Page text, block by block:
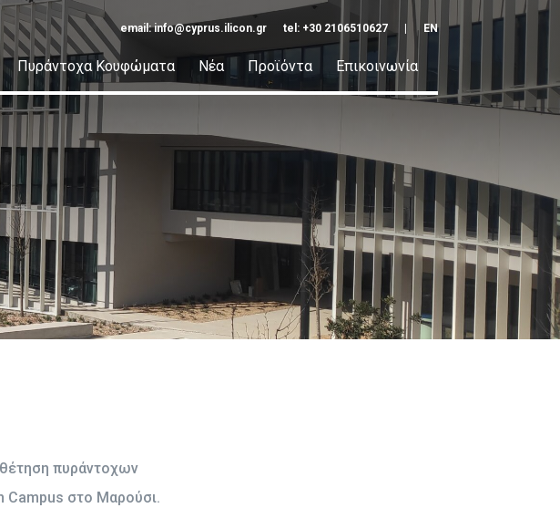
email:info@cyprus.ilicon.gr tel: +30 2106510627 EN
Πυράντοχα Κουφώματα Νέα Προϊόντα Επικοινωνία
πυράντοχων
Campus στο Μαρούσι.